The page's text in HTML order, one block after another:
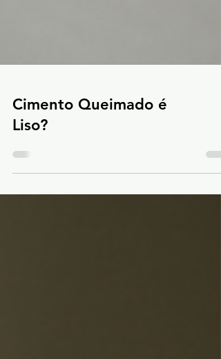
Cimento Queimado é
Liso?